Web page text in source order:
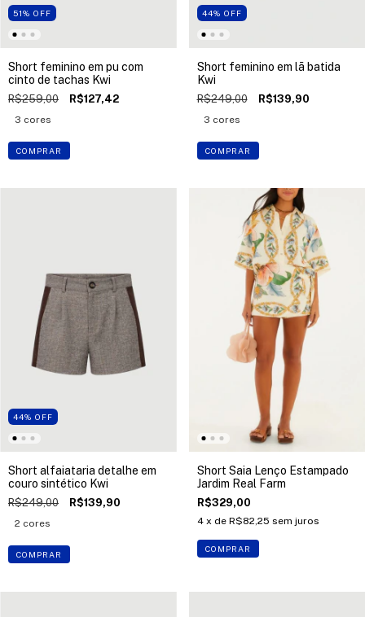
51% OFF
Short feminino em pu com
cinto de tachas Kwi
R$259,00 R$127,42
3 cores
COMPRAR
44% OFF
Short feminino em lã batida
Kwi
R$249,00 R$139,90
3 cores
COMPRAR
44% OFF
Short alfaiataria detalhe em
couro sintético Kwi
R$249,00 R$139,90
2 cores
COMPRAR
Short Saia Lenço Estampado
Jardim Real Farm
R$329,00
4 x de R$82,25 sem juros
COMPRAR